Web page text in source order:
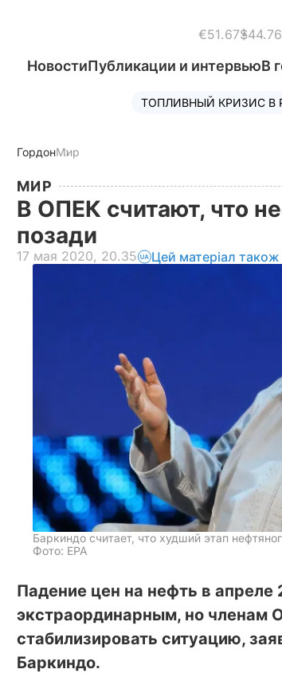
€51.67$44.76
НовостиПубликации и интервьюВ
ТОПЛИВНЫЙ КРИЗИС В
ГордонМир
МИР
В ОПЕК считают, что
позади
17 мая 2020, 20.35 Цей матеріал
Баркиндо считает, что худший этап
Фото: EPA
Падение цен на нефть в апреле
экстраординарным, но членам
стабилизировать ситуацию,
Баркиндо.